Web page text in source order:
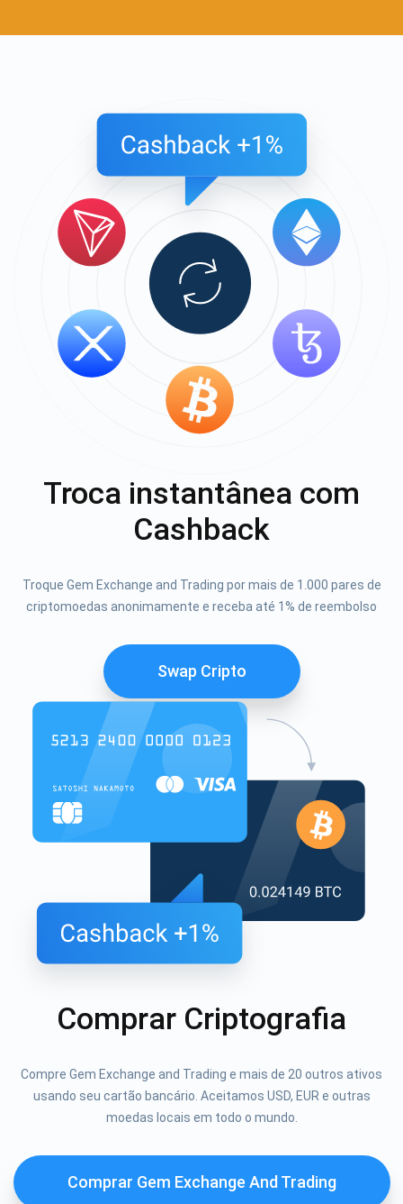
Troca instantânea com
Cashback
Troque Gem Exchange and Trading por mais de 1.000 pares de
criptomoedas anonimamente e receba até 1% de reembolso
Swap Cripto
Comprar Criptografia
Compre Gem Exchange and Trading e mais de 20 outros ativos
usando seu cartão bancário. Aceitamos USD, EUR e outras
moedas locais em todo o mundo.
Comprar Gem Exchange And Trading